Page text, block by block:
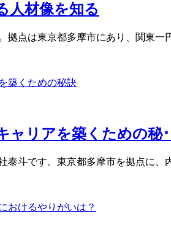
人材像を知る
拠点は東京都多摩市にあり、関東
ャリアを築くための秘･
泰斗です。東京都多摩市を拠点に